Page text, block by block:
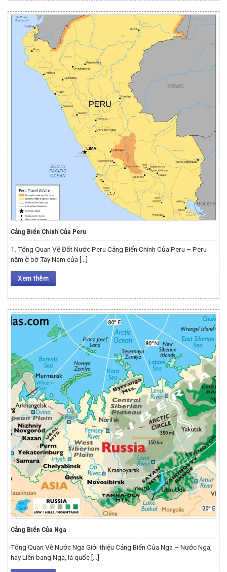
Cảng Biển Chính Của Peru
1. Tổng Quan Về Đất Nước Peru Cảng Biển Chính Của Peru – Peru
nằm ở bờ Tây Nam của [...]
Xem thêm
Cảng Biển Của Nga
Tổng Quan Về Nước Nga Giới thiệu Cảng Biển Của Nga – Nước Nga,
hay Liên bang Nga, là quốc [...]